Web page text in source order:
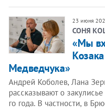
23 июня
СОНЯ
«Мы
Медведчука»
Андрей Коболев, Лана
рассказывают о
го года. В частности, в